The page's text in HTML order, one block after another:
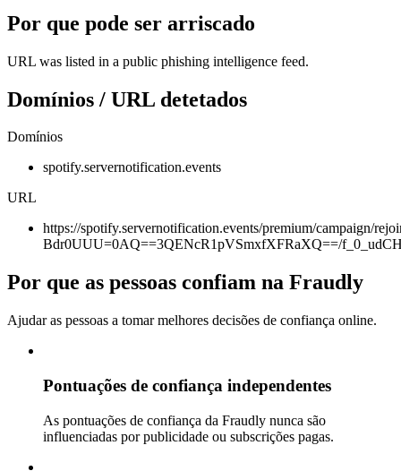
Por que pode ser arriscado
URL was listed in a public phishing intelligence feed.
Domínios / URL detetados
Domínios
spotify.servernotification.events
URL
https://spotify.servernotification.events/premium/campaign/
Bdr0UUU=0AQ==3QENcR1pVSmxfXFRaXQ==/
Por que as pessoas confiam na Fraudly
Ajudar as pessoas a tomar melhores decisões de confiança online.
Pontuações de confiança independentes
As pontuações de confiança da Fraudly nunca são
influenciadas por publicidade ou subscrições pagas.